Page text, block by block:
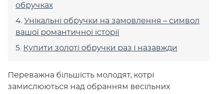
обручках
Унікальні обручки на замовлення – символ
вашої романтичної історії
Купити золоті обручки раз і назавжди
Переважна більшість молодят, котрі
замислюються над обранням весільних